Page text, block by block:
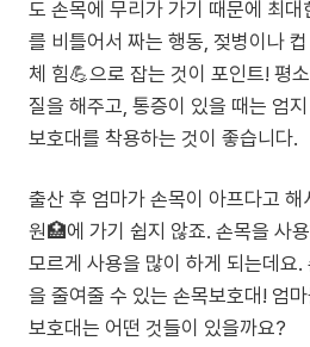
도 손목에 무리가 가기 때문에 최
를 비틀어서 짜는 행동, 젖병이나
체 힘💪으로 잡는 것이 포인트! 평
질을 해주고, 통증이 있을 때는 엄
보호대를 착용하는 것이 좋습니다.
출산 후 엄마가 손목이 아프다고 해
원🏥에 가기 쉽지 않죠. 손목을 사
모르게 사용을 많이 하게 되는데요
을 줄여줄 수 있는 손목보호대! 엄
보호대는 어떤 것들이 있을까요?